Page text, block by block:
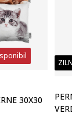
30X30